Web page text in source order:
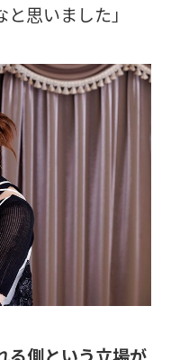
思いました」
る側という立場が